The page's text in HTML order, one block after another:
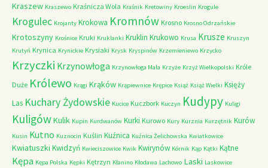
Kraszew Kraszewo Kraśnicza Wola Kraśnik Kretowiny Kroeslin Krogule
Krogulec Krojanty Krokowa Kromnów Krosno Krosno Odrzańskie
Krotoszyny Krośnice Kruki Kruklanki Kruklin Krukowo Krusa Krusze Kruszyn
Krutyń Krynica Krynickie Krysiaki Krysk Kryspinów Krzemieniewo Krzycko
Krzyczki Krzynowłoga Krzynowłoga Mała Krzyże Krzyż Wielkopolski Króle
Duże Królewo Krągi Krąków Krąpiewnice Krępice Książ Książ Wielki Księży
Las Kuchary Żydowskie Kucice Kuczbork Kuczyn Kudypy Kuligi
KuligówKulik Kupin Kurdwanów Kurki Kurowo Kury Kurznia Kurzętnik Kurów
Kusin Kutno Kuznocin Kuślin Kuźnica Kuźnica Żelichowska Kwiatkowice
Kwiatuszki Kwidzyń Kwieciszowice Kwik Kwirynów Kórnik Kąp Kątki Kątne
Kępa Kępa Polska Kępki Kętrzyn Kłanino Kłodawa Lachowo Laski Laskowice